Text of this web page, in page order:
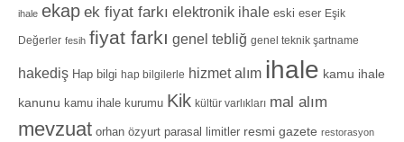
ihale ekap ek fiyat farkı elektronik ihale eski eser Eşik
Değerler fesih fiyat farkı genel tebliğ genel teknik şartname
hakediş Hap bilgi hap bilgilerle hizmet alım ihale kamu ihale
kanunu kamu ihale kurumu Kik kültür varlıkları mal alım
mevzuat orhan özyurt parasal limitler resmi gazete restorasyon